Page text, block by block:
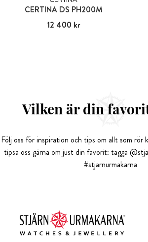
CERTINA DS PH200M
Pris: 12 400 kr
12 400 kr
Vilken är din
Följ oss för inspiration och tips om allt som rör
tipsa oss gärna om just din favorit: tagga
#stjarnurmakarna